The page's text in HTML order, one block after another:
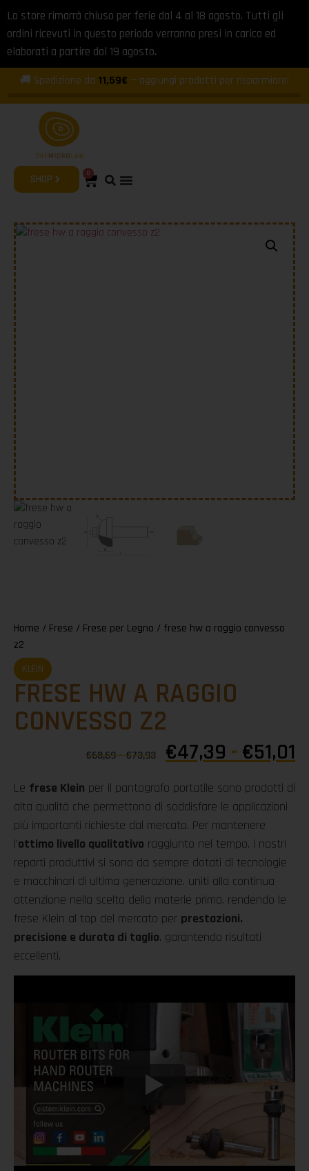
Lo store rimarrà chiuso per ferie dal 4 al 18 agosto. Tutti gli
ordini ricevuti in questo periodo verranno presi in carico ed
elaborati a partire dal 19 agosto.
🚚 Spedizione da 11,59€ — aggiungi prodotti per risparmiare!
SHOP 0
Home / Frese / Frese per Legno / frese hw a raggio convesso
z2
KLEIN
FRESE HW A RAGGIO
CONVESSO Z2
€68,69-€73,93 €47,39 - €51,01
Le frese Klein per il pantografo portatile sono prodotti di
alta qualità che permettono di soddisfare le applicazioni
più importanti richieste dal mercato. Per mantenere
l’ottimo livello qualitativo raggiunto nel tempo. i nostri
reparti produttivi si sono da sempre dotati di tecnologie
e macchinari di ultima generazione. uniti alla continua
attenzione nella scelta della materie prima. rendendo le
frese Klein al top del mercato per prestazioni.
precisione e durata di taglio. garantendo risultati
eccellenti.